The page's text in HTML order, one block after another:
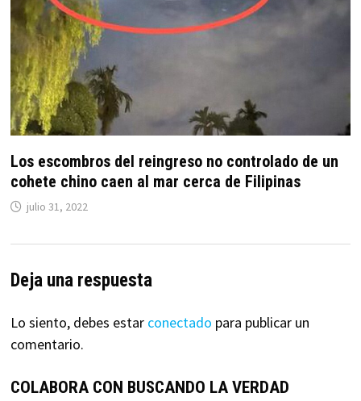
Los escombros del reingreso no controlado de un
cohete chino caen al mar cerca de Filipinas
julio 31, 2022
Deja una respuesta
Lo siento, debes estar conectado para publicar un
comentario.
COLABORA CON BUSCANDO LA VERDAD